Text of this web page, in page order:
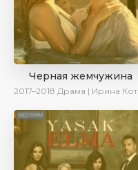
Черная жемчужина
2017–2018 Драма | Ирина Котова